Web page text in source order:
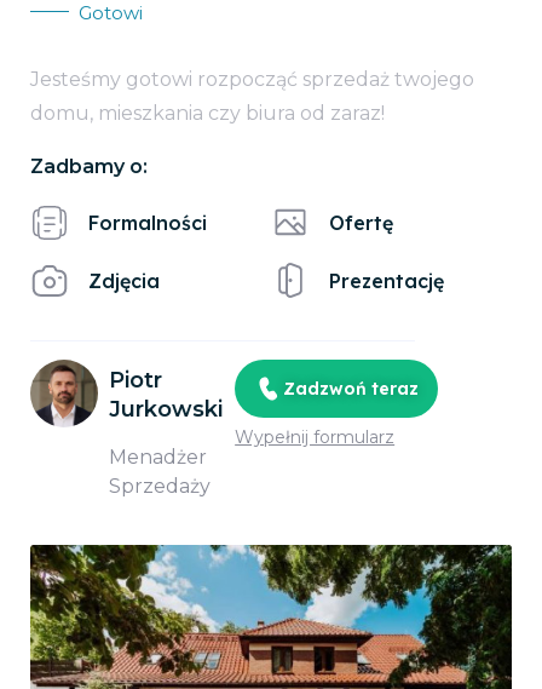
Gotowi
Jesteśmy gotowi rozpocząć sprzedaż twojego
domu, mieszkania czy biura od zaraz!
Zadbamy o:
Formalności
Zdjęcia
Ofertę
Prezentację
Piotr
Jurkowski
Menadżer
Sprzedaży
Zadzwoń teraz
Wypełnij formularz